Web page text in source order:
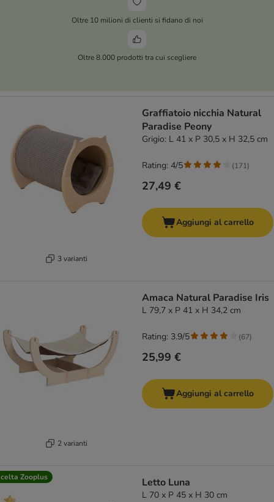
Oltre 10 milioni di clienti si fidano di noi
Oltre 8.000 prodotti tra cui scegliere
3 varianti
Graffiatoio nicchia Natural
Paradise Peony
Grigio: L 41 x P 30,5 x H 32,5 cm
27,49 €
Rating: 4/5 (171)
Aggiungi al carrello
2 varianti
Amaca Natural Paradise Iris
L 79,7 x P 41 x H 34,2 cm
25,99 €
Rating: 3.9/5 (67)
Aggiungi al carrello
Zooplus Letto Luna
L 70 x P 45 x H 30 cm